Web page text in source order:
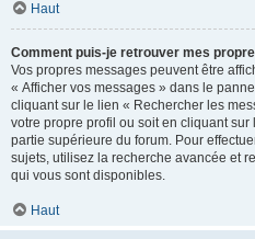
Haut
Comment puis-je retrouver mes
Vos propres messages peuvent être
« Afficher vos messages » dans le
cliquant sur le lien « Rechercher les
votre propre profil ou soit en cliquant
partie supérieure du forum. Pour
sujets, utilisez la recherche avancée et
qui vous sont disponibles.
Haut